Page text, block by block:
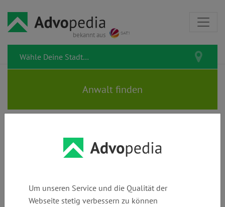
bekannt aus
EISENMANN-KOHL |
Notarin
Um unseren Service und die Qualität der
Webseite stetig verbessern zu können